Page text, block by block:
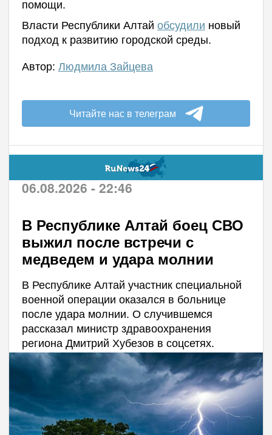
помощи.
Власти Республики Алтай обсудили новый
подход к развитию городской среды.
Автор: Людмила Зайцева
Читайте нас в телеграм
06.08.2026 - 22:46
В Республике Алтай боец СВО
выжил после встречи с
медведем и удара молнии
В Республике Алтай участник специальной
военной операции оказался в больнице
после удара молнии. О случившемся
рассказал министр здравоохранения
региона Дмитрий Хубезов в соцсетях.